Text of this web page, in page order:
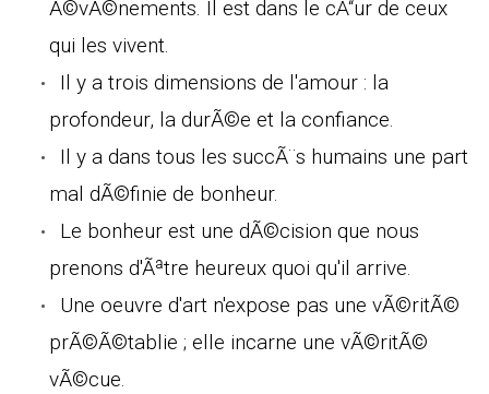
Ã©vÃ©nements. Il est dans le cÅ“ur de ceux
qui les vivent.
Il y a trois dimensions de l'amour : la
profondeur, la durÃ©e et la confiance.
Il y a dans tous les succÃ¨s humains une part
mal dÃ©finie de bonheur.
Le bonheur est une dÃ©cision que nous
prenons d'Ãªtre heureux quoi qu'il arrive.
Une oeuvre d'art n'expose pas une vÃ©ritÃ©
prÃ©Ã©tablie ; elle incarne une vÃ©ritÃ©
vÃ©cue.